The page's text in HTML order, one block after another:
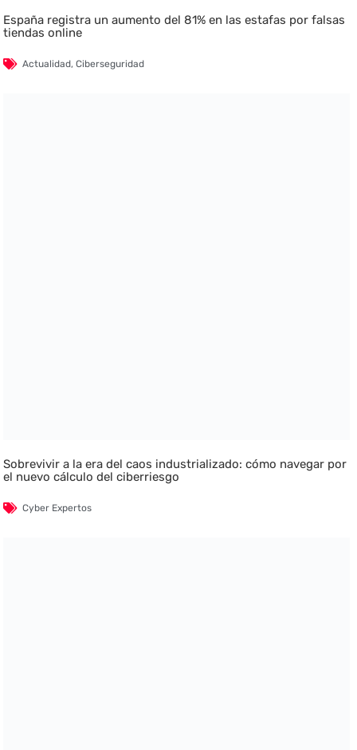
España registra un aumento del 81% en las estafas por falsas
tiendas online
Actualidad,Ciberseguridad
Sobrevivir a la era del caos industrializado: cómo navegar por
el nuevo cálculo del ciberriesgo
Cyber Expertos